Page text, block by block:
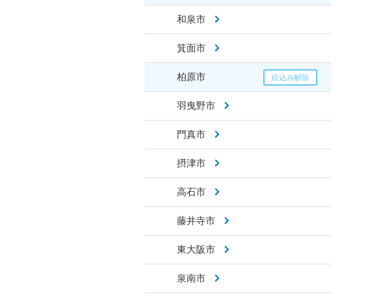
和泉市
箕面市
柏原市
羽曳野市
門真市
摂津市
高石市
藤井寺市
東大阪市
泉南市